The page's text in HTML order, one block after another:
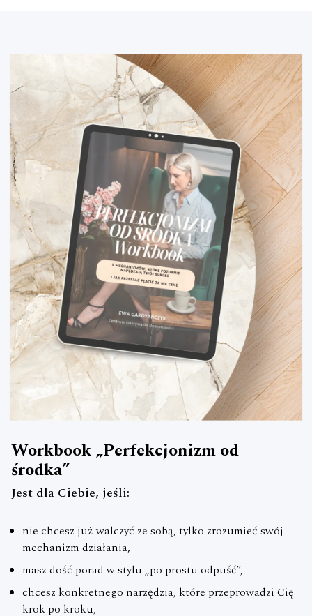
Workbook „Perfekcjonizm od
środka”
Jest dla Ciebie, jeśli:
nie chcesz już walczyć ze sobą, tylko zrozumieć swój
mechanizm działania,
masz dość porad w stylu „po prostu odpuść”,
chcesz konkretnego narzędzia, które przeprowadzi Cię
krok po kroku,